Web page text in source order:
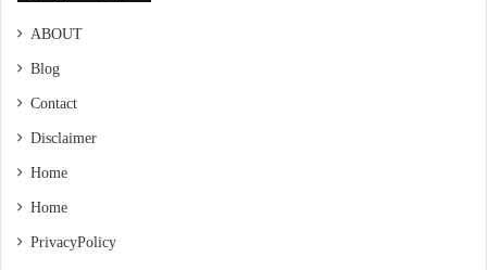
ABOUT
Blog
Contact
Disclaimer
Home
Home
Privacy Policy